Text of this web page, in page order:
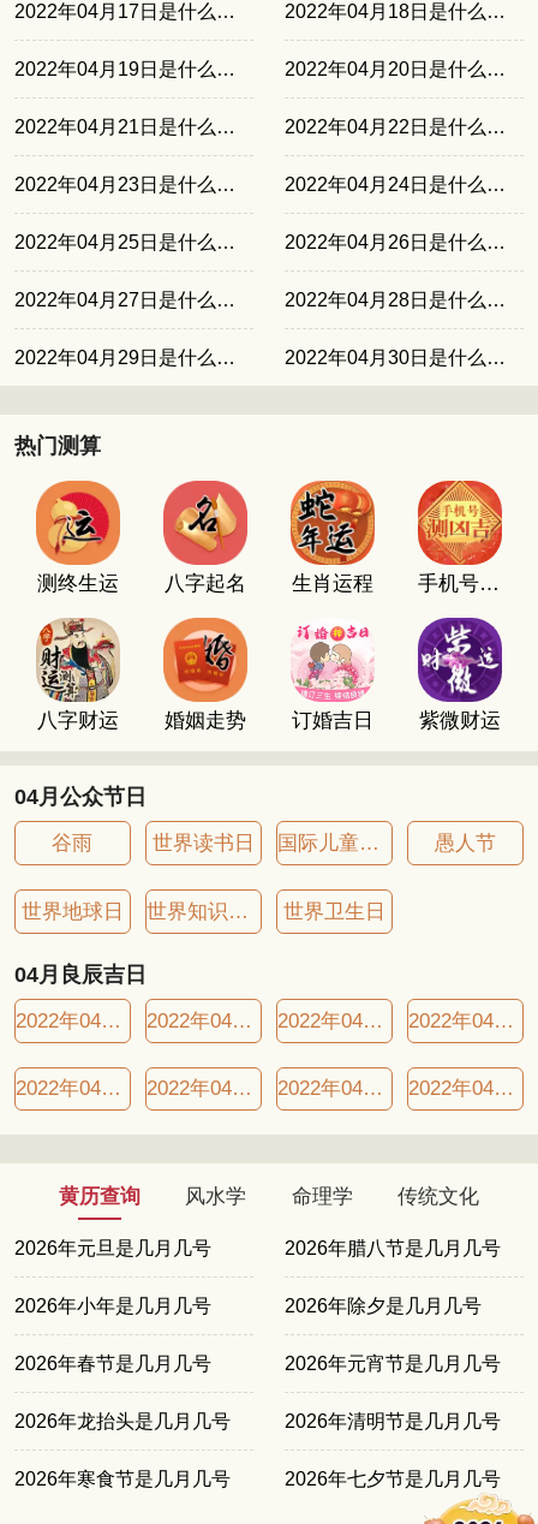
2022年04月17日是什么日子 2022年04月18日是什么日子
2022年04月19日是什么日子 2022年04月20日是什么日子
2022年04月21日是什么日子 2022年04月22日是什么日子
2022年04月23日是什么日子 2022年04月24日是什么日子
2022年04月25日是什么日子 2022年04月26日是什么日子
2022年04月27日是什么日子 2022年04月28日是什么日子
2022年04月29日是什么日子 2022年04月30日是什么日子
热门测算
测终生运 八字起名 生肖运程 手机号码测吉凶
八字财运 婚姻走势 订婚吉日 紫微财运
04月公众节日
谷雨 世界读书日 国际儿童图书日 愚人节
世界地球日 世界知识产权日 世界卫生日
04月良辰吉日
2022年04月01日良辰吉日 2022年04月03日良辰吉日 2022年04月07日良辰吉日 2022年04月09日良辰吉日
2022年04月14日良辰吉日 2022年04月19日良辰吉日 2022年04月20日良辰吉日 2022年04月23日良辰吉日
黄历查询 风水学 命理学 传统文化
2026年元旦是几月几号 2026年腊八节是几月几号
2026年小年是几月几号 2026年除夕是几月几号
2026年春节是几月几号 2026年元宵节是几月几号
2026年龙抬头是几月几号 2026年清明节是几月几号
2026年寒食节是几月几号 2026年七夕节是几月几号